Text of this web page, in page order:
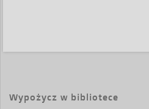
przynosiły
tej
mogą
Wypożycz w bibliotece